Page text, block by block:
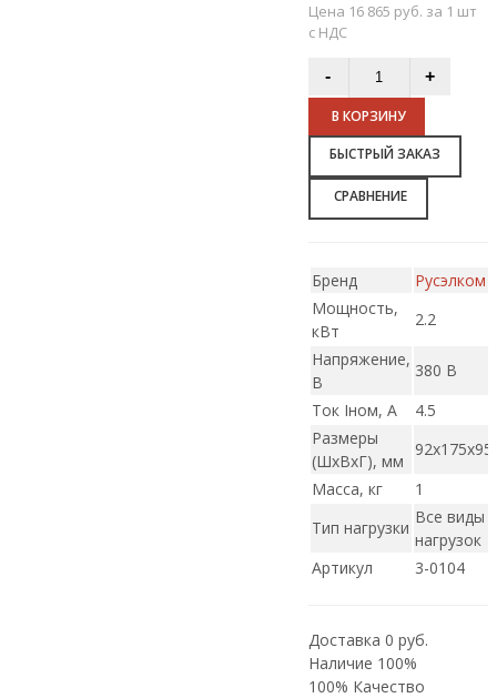
Цена 16 865 руб. за 1 шт
с НДС
В КОРЗИНУ
БЫСТРЫЙ ЗАКАЗ
СРАВНЕНИЕ
Бренд
Русэлком
Мощность,
кВт
2.2
Напряжение,
В
380 В
Ток Iном, А
4.5
Размеры
(ШxВxГ), мм
92х175х95
Масса, кг
1
Тип нагрузки
Все виды
нагрузок
Артикул
3-0104
Доставка 0 руб.
Наличие 100%
100% Качество